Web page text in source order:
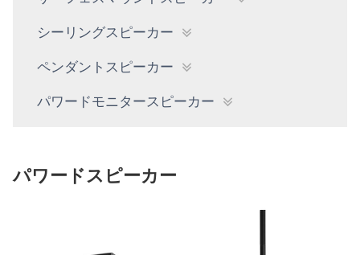
シーリングスピーカー
ペンダントスピーカー
パワードモニタースピーカー
パワードスピーカー